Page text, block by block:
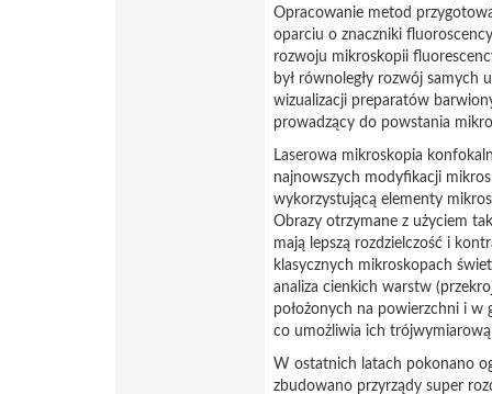
Opracowanie metod
oparciu o znaczniki
rozwoju mikroskopii
był równoległy rozwój samych
wizualizacji preparatów
prowadzący do powstania
Laserowa mikroskopia
najnowszych modyfikacji
wykorzystującą elementy
Obrazy otrzymane z użyciem
mają lepszą rozdzielczość i
klasycznych mikroskopach
analiza cienkich warstw
położonych na powierzchni i w
co umożliwia ich
W ostatnich latach pokonano
zbudowano przyrządy super